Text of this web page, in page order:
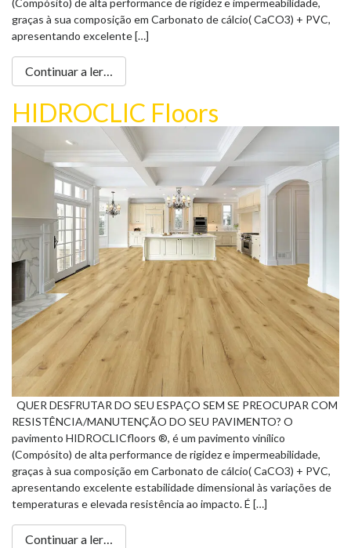
(Compósito) de alta performance de rigidez e impermeabilidade,
graças à sua composição em Carbonato de cálcio( CaCO3) + PVC,
apresentando excelente […]
Continuar a ler…
HIDROCLIC Floors
QUER DESFRUTAR DO SEU ESPAÇO SEM SE PREOCUPAR COM
RESISTÊNCIA/MANUTENÇÃO DO SEU PAVIMENTO? O
pavimento HIDROCLICfloors ®, é um pavimento vinílico
(Compósito) de alta performance de rigidez e impermeabilidade,
graças à sua composição em Carbonato de cálcio( CaCO3) + PVC,
apresentando excelente estabilidade dimensional às variações de
temperaturas e elevada resistência ao impacto. É […]
Continuar a ler…